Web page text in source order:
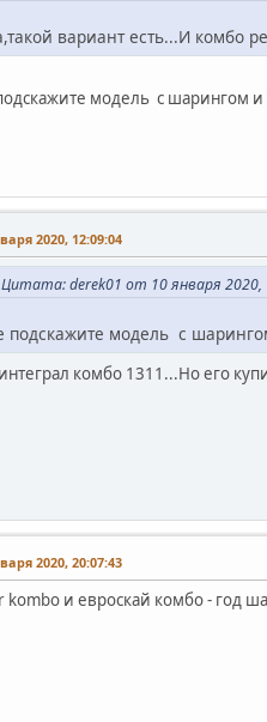
вариант есть...И комбо
модель с шарингом и
2020, 12:09:04
Цитата: derek01 от 10 января 2020,
подскажите модель с
комбо 1311...Но его
2020, 20:07:43
kombo и евроскай комбо - год